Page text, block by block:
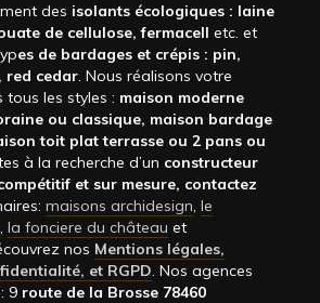
des isolants écologiques : laine
de cellulose, fermacell etc. et
es de bardages et crépis : pin,
red cedar. Nous réalisons votre
les styles : maison moderne
ou classique, maison bardage
toit plat terrasse ou 2 pans ou
à la recherche d’un constructeur
et sur mesure, contactez
maisons archidesign, le
, la fonciere du château et
nos Mentions légales,
et RGPD. Nos agences
9 route de la Brosse 78460